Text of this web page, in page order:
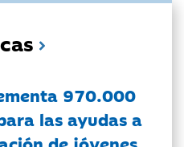
970.000
las ayudas a